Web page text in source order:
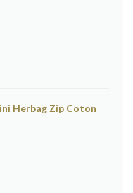
Herbag Zip Coton